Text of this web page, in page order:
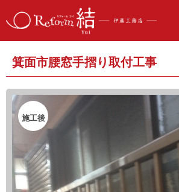
箕面市腰窓手摺り取付工事
施工後